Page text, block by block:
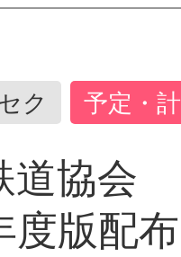
ク 予定・
道協会
度版配布